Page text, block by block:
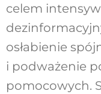
celem
osłabienie
i podważenie
pomocowych.